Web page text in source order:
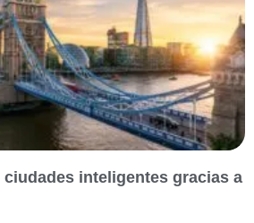
inteligentes gracias a